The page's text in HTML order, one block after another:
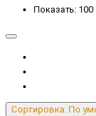
Показать: 100
Сортировка: По